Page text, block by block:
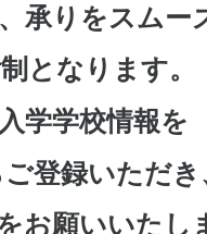
承りをスムー
となります。
学学校情報を
登録いただき
お願いいたし